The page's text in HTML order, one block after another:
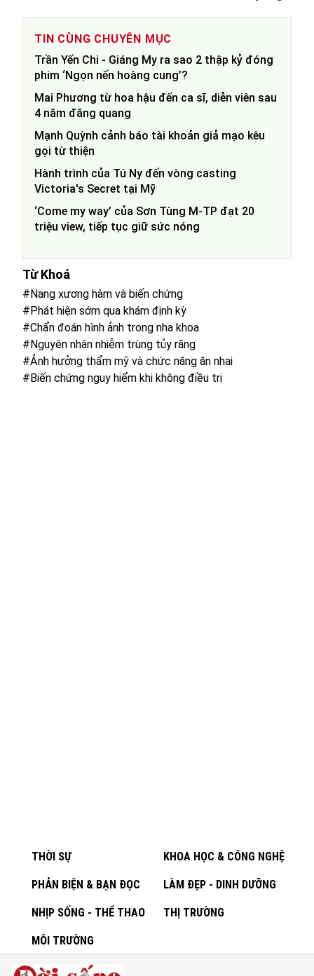
TIN CÙNG CHUYÊN MỤC
Trần Yến Chi - Giáng My ra sao 2 thập kỷ đóng
phim ‘Ngọn nến hoàng cung’?
Mai Phương từ hoa hậu đến ca sĩ, diễn viên sau
4 năm đăng quang
Mạnh Quỳnh cảnh báo tài khoản giả mạo kêu
gọi từ thiện
Hành trình của Tú Ny đến vòng casting
Victoria's Secret tại Mỹ
‘Come my way’ của Sơn Tùng M-TP đạt 20
triệu view, tiếp tục giữ sức nóng
Từ Khoá
#Nang xương hàm và biến chứng
#Phát hiện sớm qua khám định kỳ
#Chẩn đoán hình ảnh trong nha khoa
#Nguyên nhân nhiễm trùng tủy răng
#Ảnh hưởng thẩm mỹ và chức năng ăn nhai
#Biến chứng nguy hiểm khi không điều trị
THỜI SỰ KHOA HỌC & CÔNG NGHỆ
PHẢN BIỆN & BẠN ĐỌC LÀM ĐẸP - DINH DƯỠNG
NHỊP SỐNG - THỂ THAO THỊ TRƯỜNG
MÔI TRƯỜNG